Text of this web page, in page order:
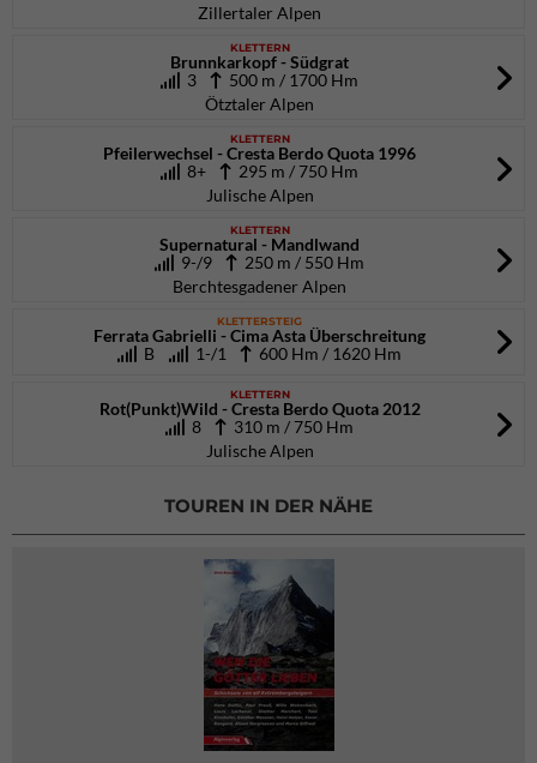
Zillertaler Alpen
KLETTERN
Brunnkarkopf - Südgrat
3
500 m / 1700 Hm
Ötztaler Alpen
KLETTERN
Pfeilerwechsel - Cresta Berdo Quota 1996
8+
295 m / 750 Hm
Julische Alpen
KLETTERN
Supernatural - Mandlwand
9-/9
250 m / 550 Hm
Berchtesgadener Alpen
KLETTERSTEIG
Ferrata Gabrielli - Cima Asta Überschreitung
B
1-/1 600 Hm / 1620 Hm
KLETTERN
Rot(Punkt)Wild - Cresta Berdo Quota 2012
8
310 m / 750 Hm
Julische Alpen
TOUREN IN DER NÄHE